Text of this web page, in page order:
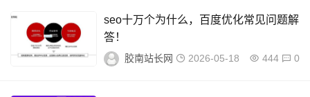
seo十万个为什么，百度优化常见问题解
答！
胶南站长网 2026-05-18 444 0